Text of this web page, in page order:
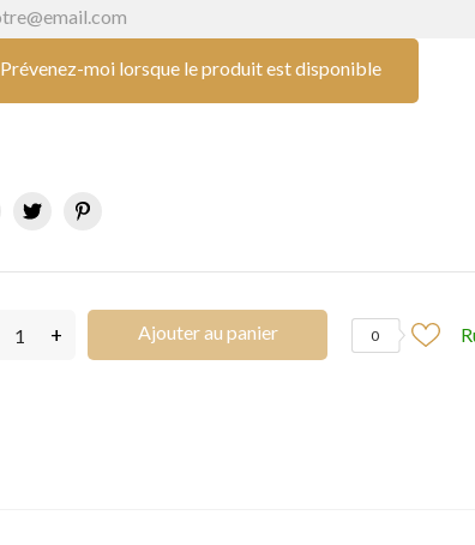
Prévenez-moi lorsque le produit est disponible
+ Ajouter au panier 0